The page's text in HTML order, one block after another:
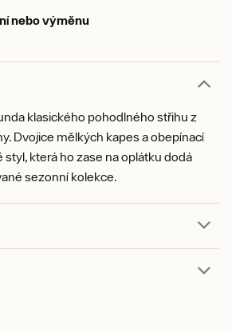
nebo výměnu
klasického pohodlného střihu z
Dvojice mělkých kapes a obepínací
styl, která ho zase na oplátku dodá
sezonní kolekce.